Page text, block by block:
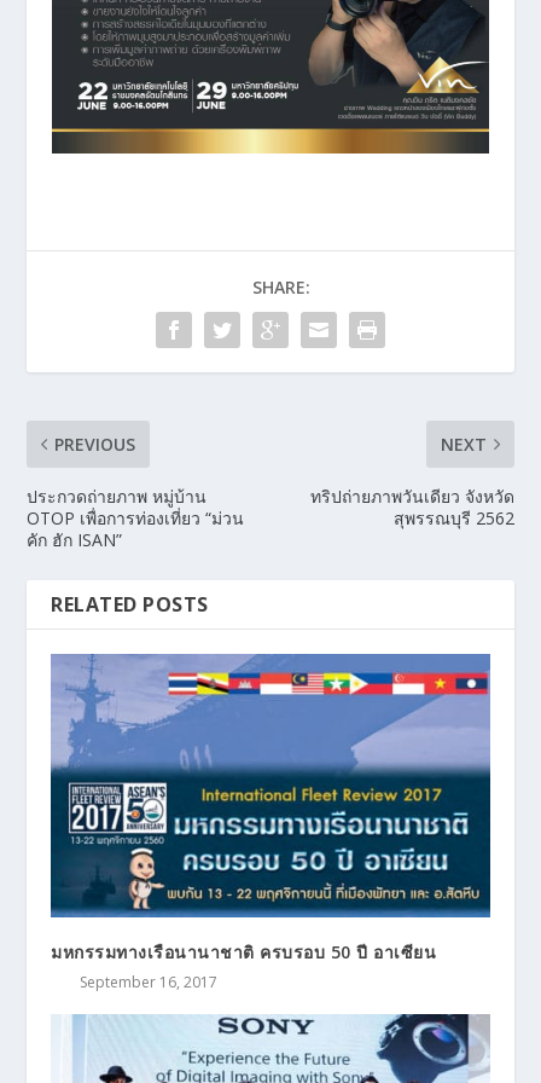
SHARE:
PREVIOUS
ประกวดถ่ายภาพ หมู่บ้าน
OTOP เพื่อการท่องเที่ยว “ม่วน
คัก ฮัก ISAN”
NEXT
ทริปถ่ายภาพวันเดียว จังหวัด
สุพรรณบุรี 2562
RELATED POSTS
มหกรรมทางเรือนานาชาติ ครบรอบ 50 ปี อาเซียน
September 16, 2017